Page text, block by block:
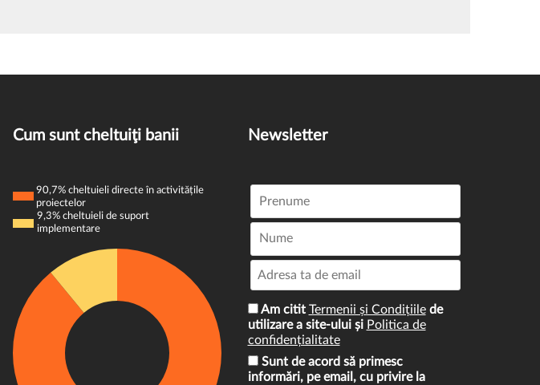
Cum sunt cheltuiţi banii
90,7% cheltuieli directe în activitățile
proiectelor
9,3% cheltuieli de suport
implementare
Newsletter
Am citit Termenii și Condițiilede
utilizare a site-ului și Politica de
confidențialitate
Sunt de acord să primesc
informări, pe email, cu privire la